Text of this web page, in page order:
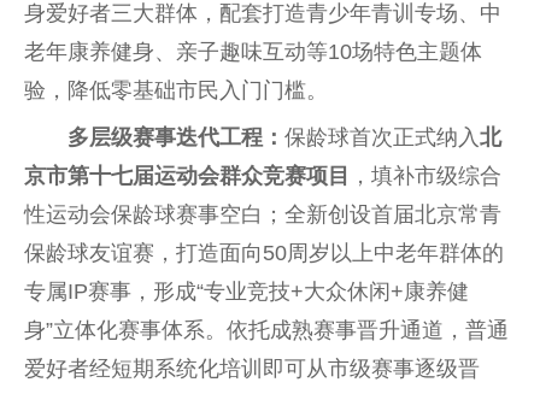
身爱好者三大群体，配套打造青少年青训专场、中
老年康养健身、亲子趣味互动等10场特色主题体
验，降低零基础市民入门门槛。
多层级赛事迭代工程： 保龄球首次正式纳入北
京市第十七届运动会群众竞赛项目
，填补市级综合
性运动会保龄球赛事空白；全新创设首届北京常青
保龄球友谊赛，打造面向50周岁以上中老年群体的
专属IP赛事，形成“专业竞技+大众休闲+康养健
身”立体化赛事体系。依托成熟赛事晋升通道，普通
爱好者经短期系统化培训即可从市级赛事逐级晋